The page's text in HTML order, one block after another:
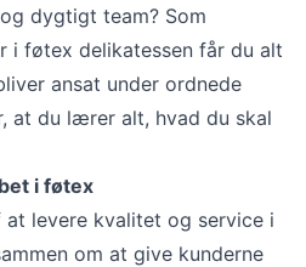
dygtigt team? Som
i føtex delikatessen får du alt
ansat under ordnede
at du lærer alt, hvad du skal
i føtex
levere kvalitet og service i
om at give kunderne